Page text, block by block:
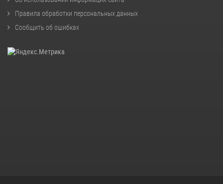
Правила обработки персональных данных
Сообщить об ошибках